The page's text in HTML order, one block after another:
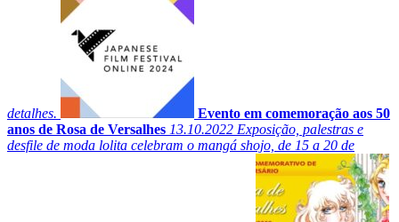
detalhes.
Evento em comemoração aos 50
anos de Rosa de Versalhes 13.10.2022 Exposição, palestras e
desfile de moda lolita celebram o mangá shojo, de 15 a 20 de